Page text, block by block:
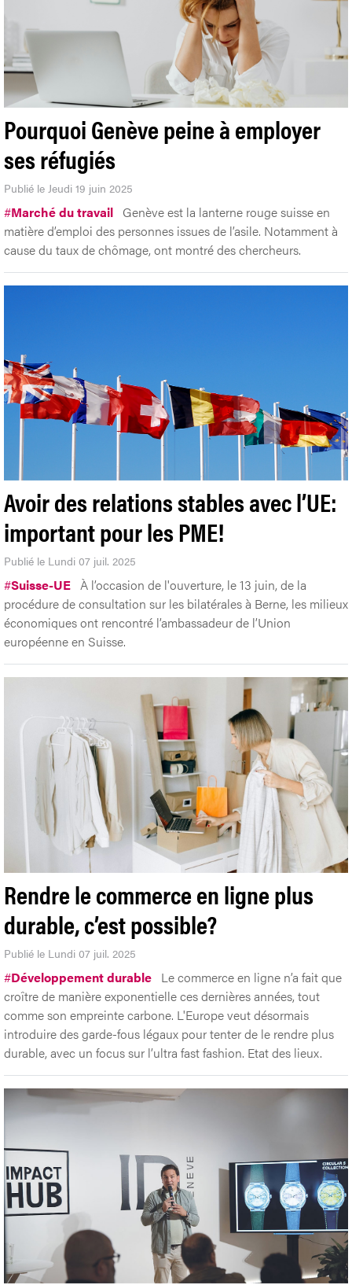
Pourquoi Genève peine à employer
ses réfugiés
Publié le Jeudi 19 juin 2025
#Marché du travail Genève est la lanterne rouge suisse en
matière d’emploi des personnes issues de l’asile. Notamment à
cause du taux de chômage, ont montré des chercheurs.
Avoir des relations stables avec l’UE:
important pour les PME!
Publié le Lundi 07 juil. 2025
#Suisse-UE À l’occasion de l'ouverture, le 13 juin, de la
procédure de consultation sur les bilatérales à Berne, les milieux
économiques ont rencontré l’ambassadeur de l’Union
européenne en Suisse.
Rendre le commerce en ligne plus
durable, c’est possible?
Publié le Lundi 07 juil. 2025
#Développement durable Le commerce en ligne n’a fait que
croître de manière exponentielle ces dernières années, tout
comme son empreinte carbone. L'Europe veut désormais
introduire des garde-fous légaux pour tenter de le rendre plus
durable, avec un focus sur l’ultra fast fashion. Etat des lieux.